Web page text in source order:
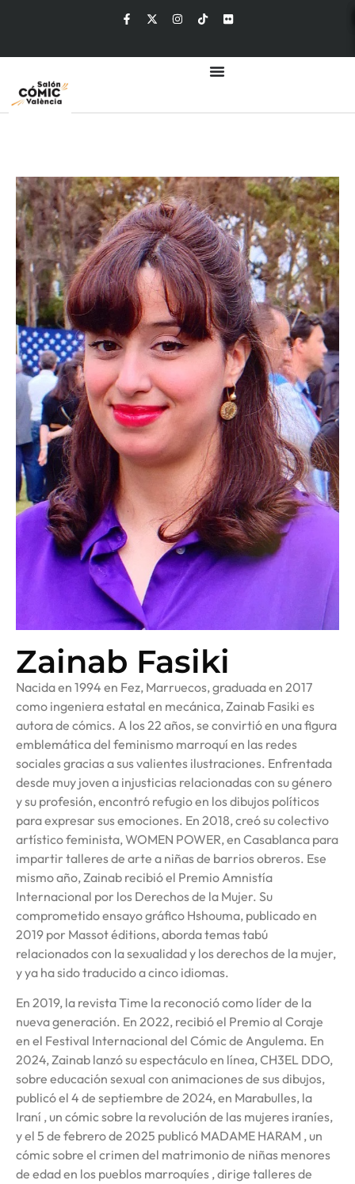
Zainab Fasiki
Nacida en 1994 en Fez, Marruecos, graduada en 2017
como ingeniera estatal en mecánica, Zainab Fasiki es
autora de cómics. A los 22 años, se convirtió en una figura
emblemática del feminismo marroquí en las redes
sociales gracias a sus valientes ilustraciones. Enfrentada
desde muy joven a injusticias relacionadas con su género
y su profesión, encontró refugio en los dibujos políticos
para expresar sus emociones. En 2018, creó su colectivo
artístico feminista, WOMEN POWER, en Casablanca para
impartir talleres de arte a niñas de barrios obreros. Ese
mismo año, Zainab recibió el Premio Amnistía
Internacional por los Derechos de la Mujer. Su
comprometido ensayo gráfico Hshouma, publicado en
2019 por Massot éditions, aborda temas tabú
relacionados con la sexualidad y los derechos de la mujer,
y ya ha sido traducido a cinco idiomas.
En 2019, la revista Time la reconoció como líder de la
nueva generación. En 2022, recibió el Premio al Coraje
en el Festival Internacional del Cómic de Angulema. En
2024, Zainab lanzó su espectáculo en línea, CH3EL DDO,
sobre educación sexual con animaciones de sus dibujos,
publicó el 4 de septiembre de 2024, en Marabulles, la
Iraní , un cómic sobre la revolución de las mujeres iraníes,
y el 5 de febrero de 2025 publicó MADAME HARAM , un
cómic sobre el crimen del matrimonio de niñas menores
de edad en los pueblos marroquíes , dirige talleres de